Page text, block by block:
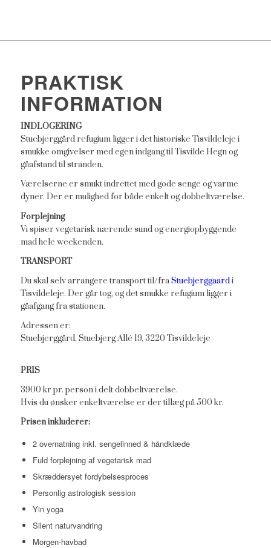
PRAKTISK
INFORMATION
INDLOGERING
Stuebjerggård refugium ligger i det historiske Tisvildeleje i
smukke omgivelser med egen indgang til Tisvilde Hegn og
gåafstand til stranden.
Værelserne er smukt indrettet med gode senge og varme
dyner. Der er mulighed for både enkelt og dobbeltværelse.
Forplejning
Vi spiser vegetarisk nærende sund og energiopbyggende
mad hele weekenden.
TRANSPORT
Du skal selv arrangere transport til/fraStuebjerggaardi
Tisvildeleje. Der går tog, og det smukke refugium ligger i
gåafgang fra stationen.
Adressen er:
Stuebjerggård, Stuebjerg Allé 19, 3220 Tisvildeleje
PRIS
3900 kr pr. person i delt dobbeltværelse.
Hvis du ønsker enkeltværelse er der tillæg på 500 kr.
Prisen inkluderer:
2 overnatning inkl. sengelinned & håndklæde
Fuld forplejning af vegetarisk mad
Skræddersyet fordybelsesproces
Personlig astrologisk session
Yin yoga
Silent naturvandring
Morgen-havbad